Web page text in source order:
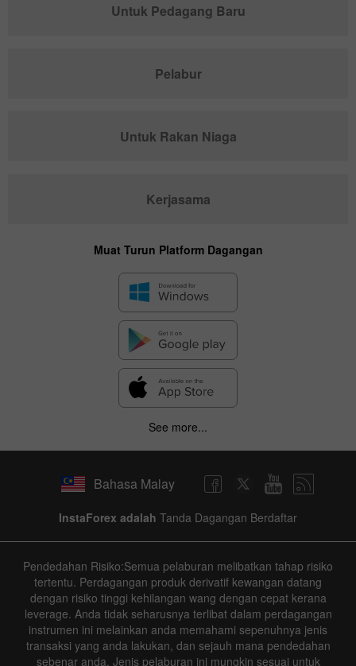
Untuk Pedagang Baru
Pelabur
Untuk Rakan Niaga
Kerjasama
Muat Turun Platform Dagangan
See more...
Bahasa Malay
InstaForex adalah Tanda Dagangan Berdaftar
Pendedahan Risiko:Semua pelaburan melibatkan tahap risiko
tertentu. Perdagangan produk derivatif kewangan datang
dengan risiko tinggi kehilangan wang dengan cepat kerana
leverage. Anda tidak seharusnya terlibat dalam perdagangan
instrumen ini melainkan anda memahami sepenuhnya jenis
transaksi yang anda lakukan, dan sejauh mana pendedahan
sebenar anda. Jenis pelaburan ini mungkin sesuai untuk